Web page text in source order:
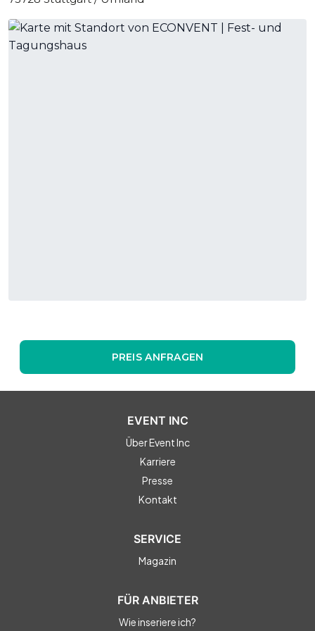
PREIS ANFRAGEN
EVENT INC
Über Event Inc
Karriere
Presse
Kontakt
SERVICE
Magazin
FÜR ANBIETER
Wie inseriere ich?